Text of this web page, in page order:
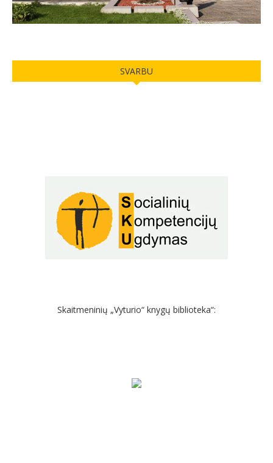
SVARBU
Skaitmeninių „Vyturio“ knygų biblioteka“: